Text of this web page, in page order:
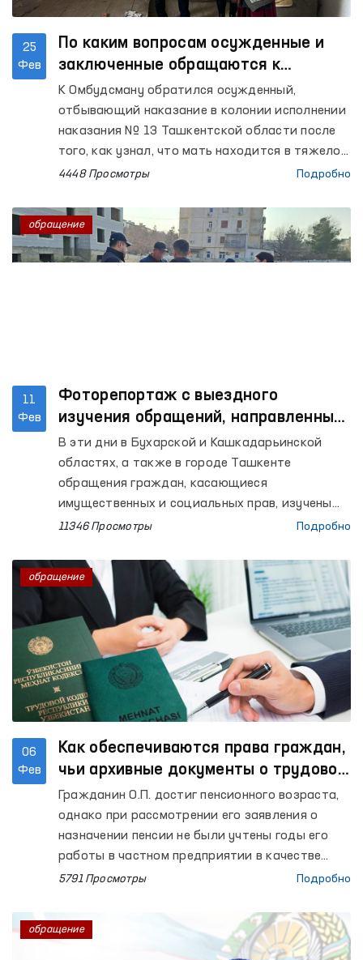
25
Фев
По каким вопросам осужденные и
заключенные обращаются к
Омбудсману?
К Омбудсману обратился осужденный,
отбывающий наказание в колонии исполнении
наказания № 13 Ташкентской области после
того, как узнал, что мать находится в тяжелом
состоянии, осталась одна и без опекуна.
4448 Просмотры Подробно
11
Фев
Фоторепортаж с выездного
изучения обращений, направленных
Омбудсману
В эти дни в Бухарской и Кашкадарьинской
областях, а также в городе Ташкенте
обращения граждан, касающиеся
имущественных и социальных прав, изучены
рабочей группой под руководством
11346 Просмотры Подробно
обращение
06
Фев
Как обеспечиваются права граждан,
чьи архивные документы о трудовом
стаже не сохранились?
Гражданин О.П. достиг пенсионного возраста,
однако при рассмотрении его заявления о
назначении пенсии не были учтены годы его
работы в частном предприятии в качестве
работника, выполнявшего функции по
подтверждающие этот трудовой стаж, не
5791 Просмотры Подробно
обращение
обращение